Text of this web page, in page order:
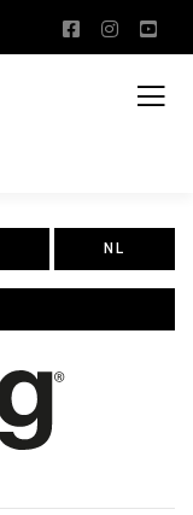
NL